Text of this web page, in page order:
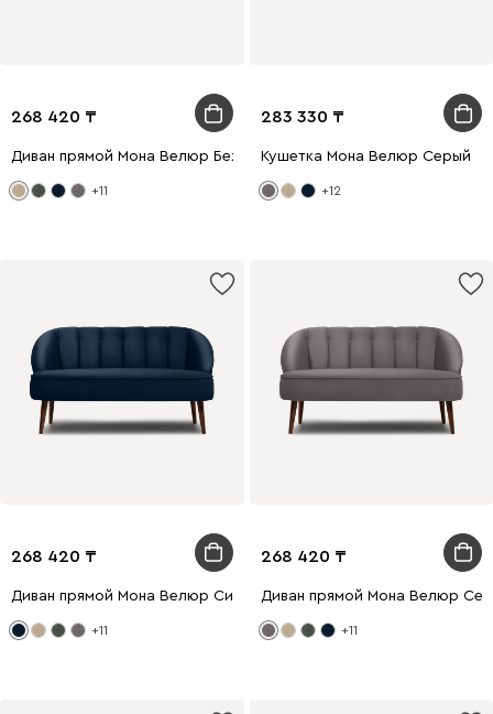
268 420
Диван прямой Мона Велюр Бежевый
+11
283 330
Кушетка Мона Велюр Серый
+12
268 420
Диван прямой Мона Велюр Синий
+11
268 420
Диван прямой Мона Велюр
+11